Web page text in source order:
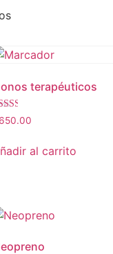
terapéuticos
5
650.00
al carrito